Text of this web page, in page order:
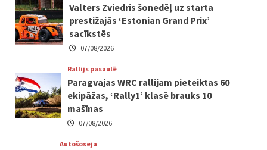
Valters Zviedris šonedēļ uz starta
prestižajās ‘Estonian Grand Prix’
sacīkstēs
07/08/2026
Rallijs pasaulē
Paragvajas WRC rallijam pieteiktas 60
ekipāžas, ‘Rally1’ klasē brauks 10
mašīnas
07/08/2026
Autošoseja